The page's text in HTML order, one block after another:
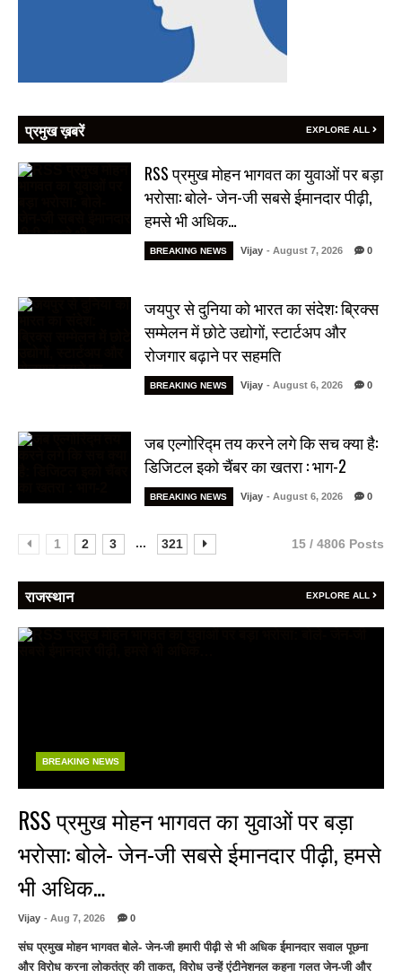
प्रमुख ख़बरें EXPLORE ALL
RSS प्रमुख मोहन भागवत का युवाओं पर बड़ा
भरोसा: बोले- जेन-जी सबसे ईमानदार पीढ़ी,
हमसे भी अधिक…
BREAKING NEWS Vijay - August 7, 2026 0
जयपुर से दुनिया को भारत का संदेश: ब्रिक्स
सम्मेलन में छोटे उद्योगों, स्टार्टअप और
रोजगार बढ़ाने पर सहमति
BREAKING NEWS Vijay - August 6, 2026 0
जब एल्गोरिद्म तय करने लगे कि सच क्या है:
डिजिटल इको चैंबर का खतरा : भाग-2
BREAKING NEWS Vijay - August 6, 2026 0
1 2 3 ... 321 15 / 4806 Posts
राजस्थान EXPLORE ALL
BREAKING NEWS
RSS प्रमुख मोहन भागवत का युवाओं पर बड़ा
भरोसा: बोले- जेन-जी सबसे ईमानदार पीढ़ी, हमसे
भी अधिक…
Vijay - Aug 7, 2026 0
संघ प्रमुख मोहन भागवत बोले- जेन-जी हमारी पीढ़ी से भी अधिक ईमानदार सवाल पूछना
और विरोध करना लोकतंत्र की ताकत, विरोध उन्हें एंटीनेशनल कहना गलत जेन-जी और